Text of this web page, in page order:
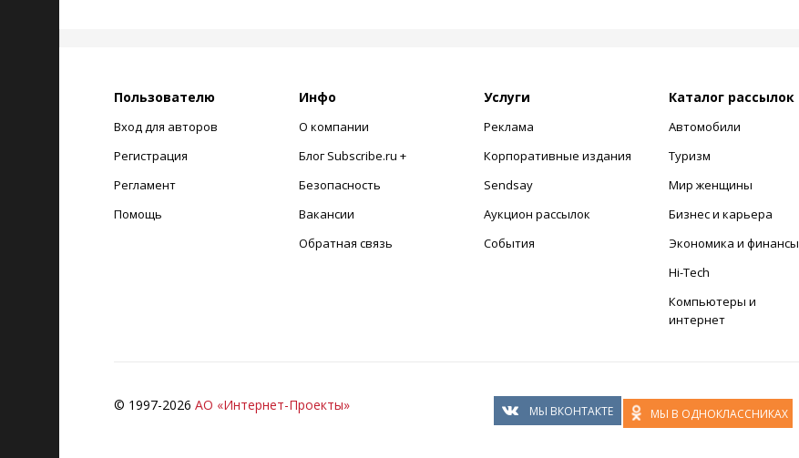
Пользователю
Вход для авторов
Регистрация
Регламент
Помощь
Инфо
О компании
Блог Subscribe.ru +
Безопасность
Вакансии
Обратная связь
Услуги
Реклама
Корпоративные издания
Sendsay
Аукцион рассылок
События
Каталог рассылок
Автомобили
Туризм
Мир женщины
Бизнес и карьера
Экономика и финансы
Hi-Tech
Компьютеры и
интернет
© 1997-2026 АО «Интернет-Проекты» МЫ ВКОНТАКТЕ МЫ В ОДНОКЛАССНИКАХ